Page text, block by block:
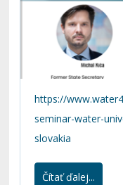
https://
seminar-water-
slovakia
Čítať ďalej...